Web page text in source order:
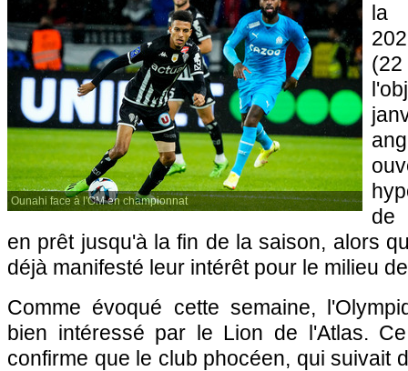
Ounahi face à l'OM en championnat
la
de
en prêt jusqu'à la fin de la saison, alors
déjà manifesté leur intérêt pour le milieu
Comme évoqué cette semaine,
bien intéressé par le Lion de l'Atlas.
confirme que le club phocéen, qui suivait